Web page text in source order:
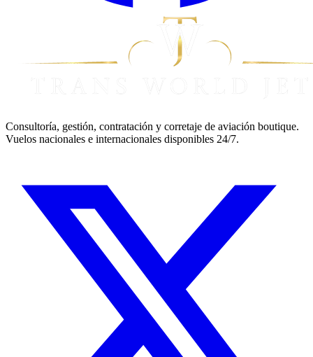
Consultoría, gestión, contratación y corretaje de aviación boutique.
Vuelos nacionales e internacionales disponibles 24/7.